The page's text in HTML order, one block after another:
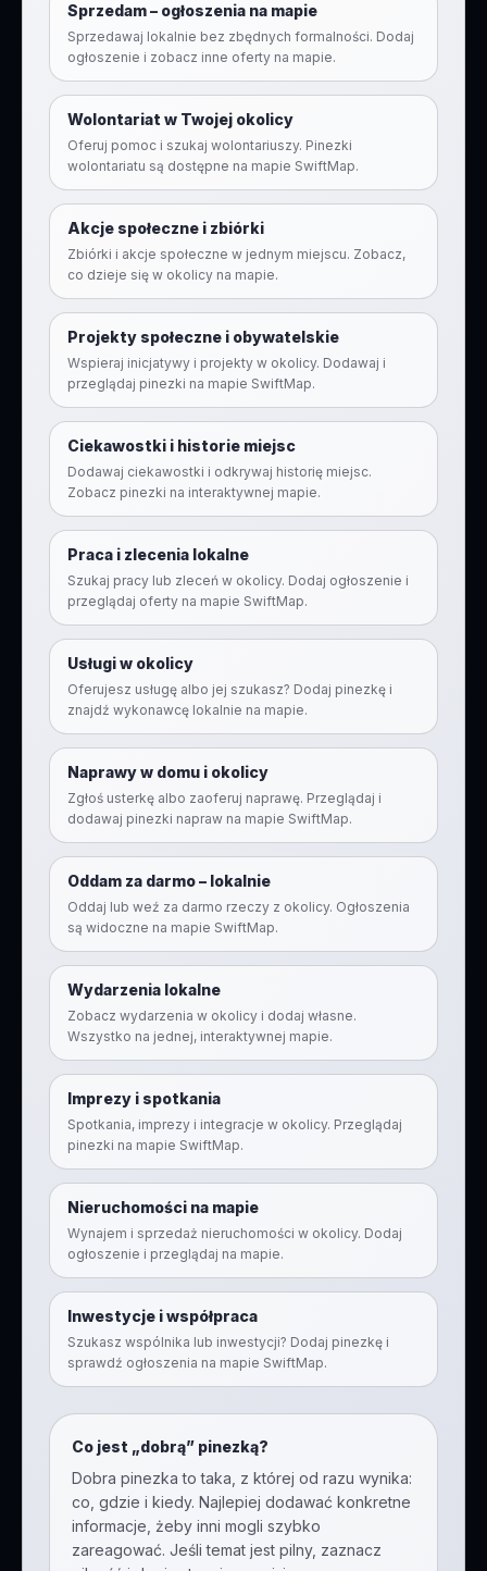
Sprzedam – ogłoszenia na mapie
Sprzedawaj lokalnie bez zbędnych formalności. Dodaj
ogłoszenie i zobacz inne oferty na mapie.
Wolontariat w Twojej okolicy
Oferuj pomoc i szukaj wolontariuszy. Pinezki
wolontariatu są dostępne na mapie SwiftMap.
Akcje społeczne i zbiórki
Zbiórki i akcje społeczne w jednym miejscu. Zobacz,
co dzieje się w okolicy na mapie.
Projekty społeczne i obywatelskie
Wspieraj inicjatywy i projekty w okolicy. Dodawaj i
przeglądaj pinezki na mapie SwiftMap.
Ciekawostki i historie miejsc
Dodawaj ciekawostki i odkrywaj historię miejsc.
Zobacz pinezki na interaktywnej mapie.
Praca i zlecenia lokalne
Szukaj pracy lub zleceń w okolicy. Dodaj ogłoszenie i
przeglądaj oferty na mapie SwiftMap.
Usługi w okolicy
Oferujesz usługę albo jej szukasz? Dodaj pinezkę i
znajdź wykonawcę lokalnie na mapie.
Naprawy w domu i okolicy
Zgłoś usterkę albo zaoferuj naprawę. Przeglądaj i
dodawaj pinezki napraw na mapie SwiftMap.
Oddam za darmo – lokalnie
Oddaj lub weź za darmo rzeczy z okolicy. Ogłoszenia
są widoczne na mapie SwiftMap.
Wydarzenia lokalne
Zobacz wydarzenia w okolicy i dodaj własne.
Wszystko na jednej, interaktywnej mapie.
Imprezy i spotkania
Spotkania, imprezy i integracje w okolicy. Przeglądaj
pinezki na mapie SwiftMap.
Nieruchomości na mapie
Wynajem i sprzedaż nieruchomości w okolicy. Dodaj
ogłoszenie i przeglądaj na mapie.
Inwestycje i współpraca
Szukasz wspólnika lub inwestycji? Dodaj pinezkę i
sprawdź ogłoszenia na mapie SwiftMap.
Co jest „dobrą” pinezką?
Dobra pinezka to taka, z której od razu wynika:
co, gdzie i kiedy. Najlepiej dodawać konkretne
informacje, żeby inni mogli szybko
zareagować. Jeśli temat jest pilny, zaznacz